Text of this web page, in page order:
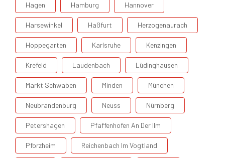
Hagen Hamburg Hannover
Harsewinkel Haßfurt Herzogenaurach
Hoppegarten Karlsruhe Kenzingen
Krefeld Laudenbach Lüdinghausen
Markt Schwaben Minden München
Neubrandenburg Neuss Nürnberg
Petershagen Pfaffenhofen An Der Ilm
Pforzheim Reichenbach Im Vogtland